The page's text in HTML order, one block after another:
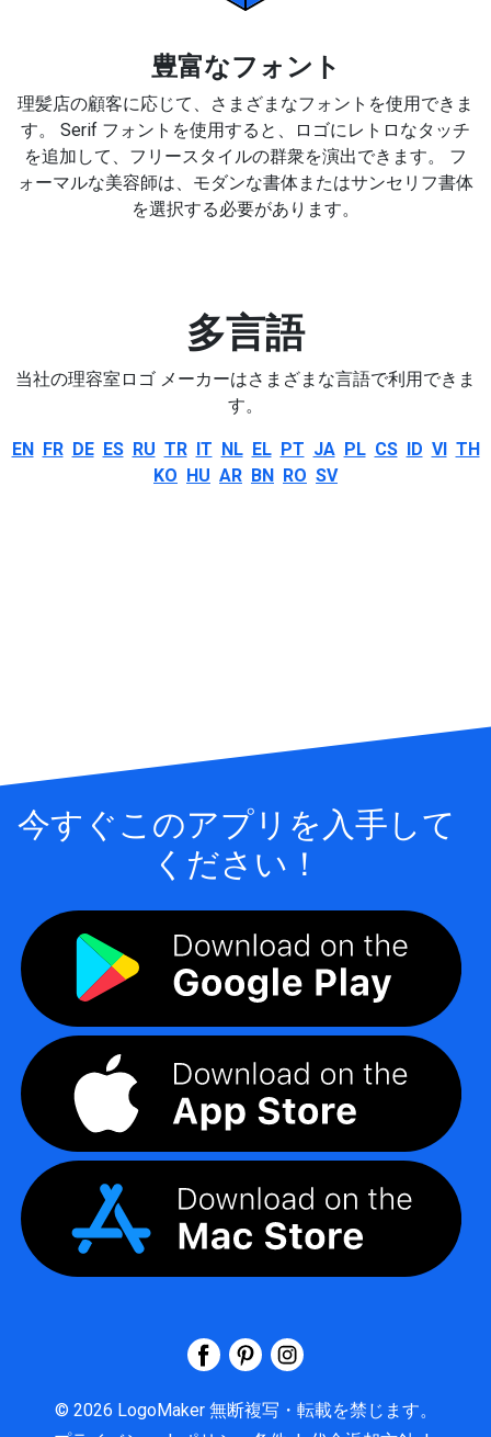
豊富なフォント
理髪店の顧客に応じて、さまざまなフォントを使用できま
す。 Serif フォントを使用すると、ロゴにレトロなタッチ
を追加して、フリースタイルの群衆を演出できます。 フ
ォーマルな美容師は、モダンな書体またはサンセリフ書体
を選択する必要があります。
多言語
当社の理容室ロゴ メーカーはさまざまな言語で利用できま
す。
EN FR DE ES RU TR IT NL EL PT JA PL CS ID VI TH
KO HU AR BN RO SV
今すぐこのアプリを入手して
ください！
© 2026 LogoMaker 無断複写・転載を禁じます。